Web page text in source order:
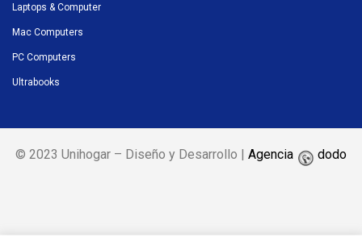
Laptops & Computer
Mac Computers
PC Computers
Ultrabooks
© 2023 Unihogar – Diseño y Desarrollo | Agencia dodo